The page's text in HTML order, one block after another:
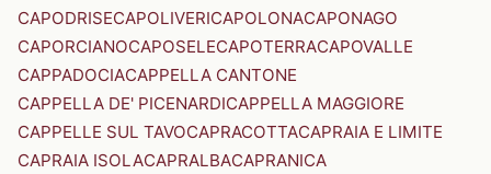
CAPODRISECAPOLIVERICAPOLONACAPONAGO
CAPORCIANOCAPOSELECAPOTERRACAPOVALLE
CAPPADOCIACAPPELLA CANTONE
CAPPELLA DE' PICENARDICAPPELLA MAGGIORE
CAPPELLE SUL TAVOCAPRACOTTACAPRAIA E LIMITE
CAPRAIA ISOLACAPRALBACAPRANICA